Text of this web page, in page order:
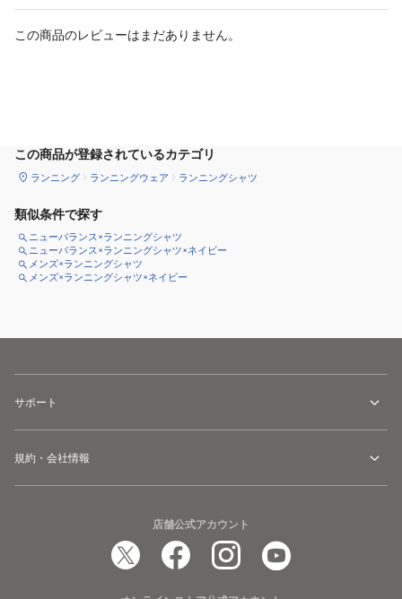
この商品のレビューはまだありません。
この商品が登録されているカテゴリ
ランニング ランニングウェア ランニングシャツ
類似条件で探す
ニューバランス×ランニングシャツ
ニューバランス×ランニングシャツ×ネイビー
メンズ×ランニングシャツ
メンズ×ランニングシャツ×ネイビー
サポート
規約・会社情報
店舗公式アカウント